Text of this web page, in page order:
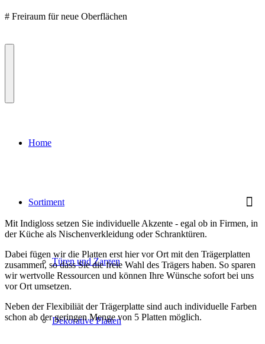
Home
Sortiment
Türen und Zargen
Dekorative Platten
# Freiraum für neue Oberflächen
Mit Indigloss setzen Sie individuelle Akzente - egal ob in Firmen, in
der Küche als Nischenverkleidung oder Schranktüren.
Dabei fügen wir die Platten erst hier vor Ort mit den Trägerplatten
zusammen, so dass Sie die freie Wahl des Trägers haben. So sparen
wir wertvolle Ressourcen und können Ihre Wünsche sofort bei uns
vor Ort umsetzen.
Neben der Flexibiliät der Trägerplatte sind auch individuelle Farben
schon ab der geringen Menge von 5 Platten möglich.